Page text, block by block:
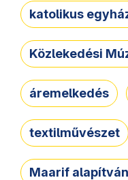
katolikus
Közlekedési
áremelkedés
textilművészet
Maarif